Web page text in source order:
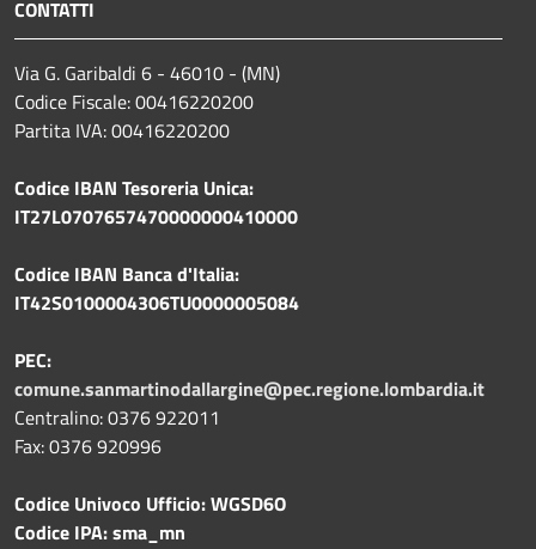
CONTATTI
Via G. Garibaldi 6 - 46010 - (MN)
Codice Fiscale: 00416220200
Partita IVA: 00416220200
Codice IBAN Tesoreria Unica:
IT27L0707657470000000410000
Codice IBAN Banca d'Italia:
IT42S0100004306TU0000005084
PEC:
comune.sanmartinodallargine@pec.regione.lombardia.it
Centralino: 0376 922011
Fax: 0376 920996
Codice Univoco Ufficio: WGSD6O
Codice IPA: sma_mn